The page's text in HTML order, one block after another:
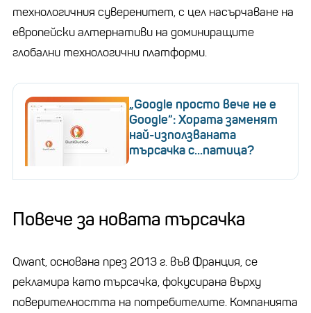
технологичния суверенитет, с цел насърчаване на
европейски алтернативи на доминиращите
глобални технологични платформи.
„Google просто вече не е
Google“: Хората заменят
най-използваната
търсачка с...патица?
Повече за новата търсачка
Qwant, основана през 2013 г. във Франция, се
рекламира като търсачка, фокусирана върху
поверителността на потребителите. Компанията